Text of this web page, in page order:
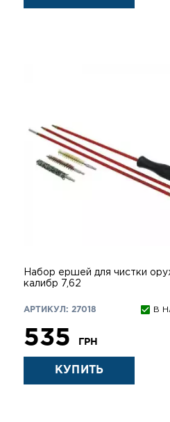
Набор ершей для чистки
калибр 7,62
АРТИКУЛ: 27018 В
535 ГРН
КУПИТЬ